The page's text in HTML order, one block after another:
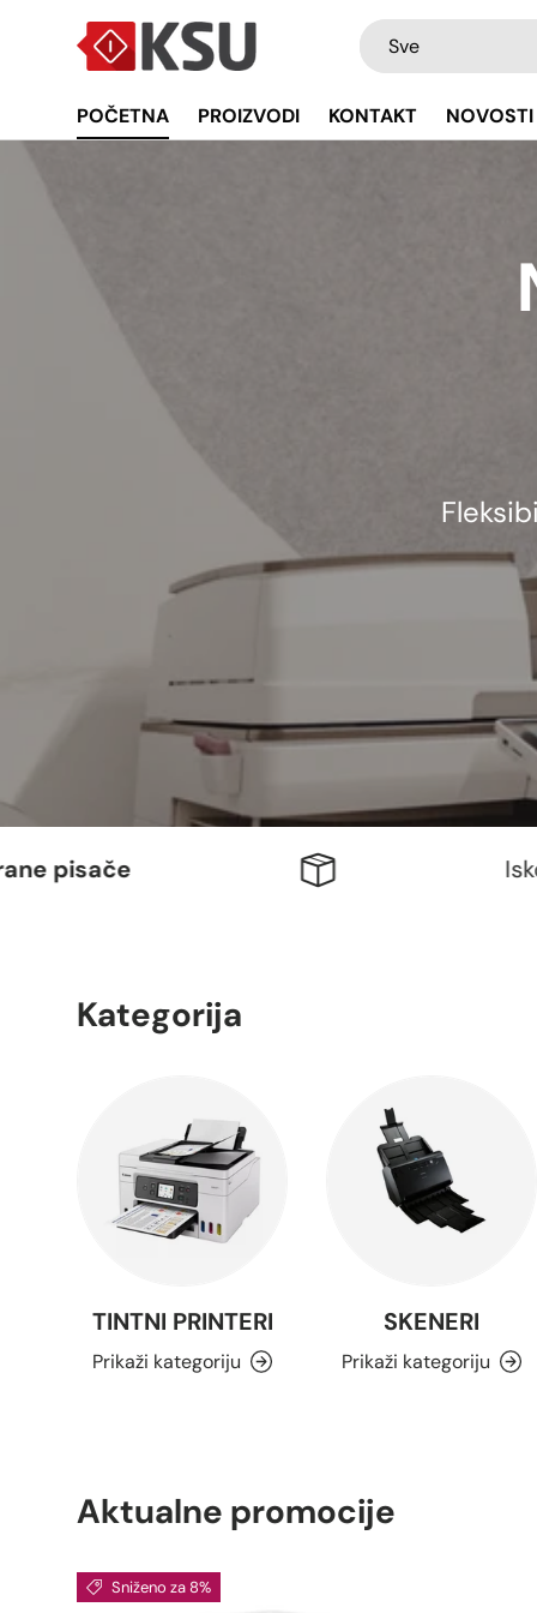
Preskočiti na sadržaj
Pretraži
Vrsta
Sve
POČETNA PROIZVODI KONTAKT NOVOSTI
pisače
Kategorija
TINTNI PRINTERI
Prikaži kategoriju
SKENERI
Prikaži kategoriju
Aktualne promocije
Sniženo za 8%